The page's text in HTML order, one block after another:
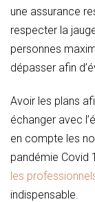
une assurance
respecter la
personnes
dépasser afin
Avoir les plans
échanger avec
en compte les
pandémie Covid
les
indispensable.